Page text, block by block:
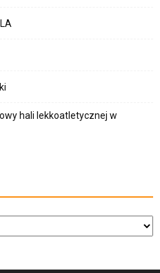
hali lekkoatletycznej w